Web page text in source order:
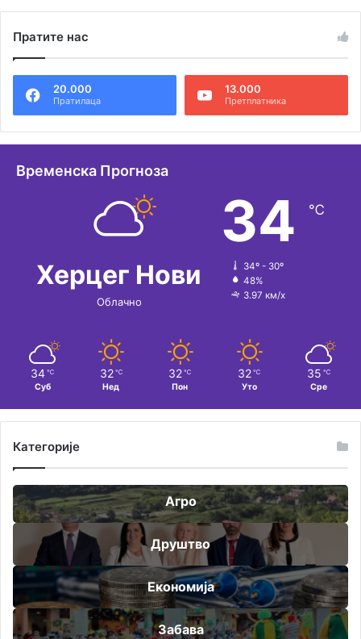
т
н
т
Пратите нас
20.000
Пратилаца
13.000
Претплатника
Временска Прогноза
Херцег Нови
Облачно
34 ℃
34º - 30º
48%
3.97 км/х
34 ℃
Суб
32 ℃
Нед
32 ℃
Пон
32 ℃
Уто
35 ℃
Сре
Категорије
Агро
Друштво
Економија
Забава